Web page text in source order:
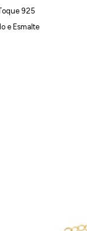
925
e Esmalte